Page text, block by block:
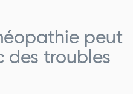
peut
des troubles